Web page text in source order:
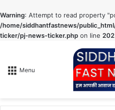
Warning: Attempt to read property
/home/siddhantfastnews/
ticker/pj-news-ticker.php on line 202
Menu